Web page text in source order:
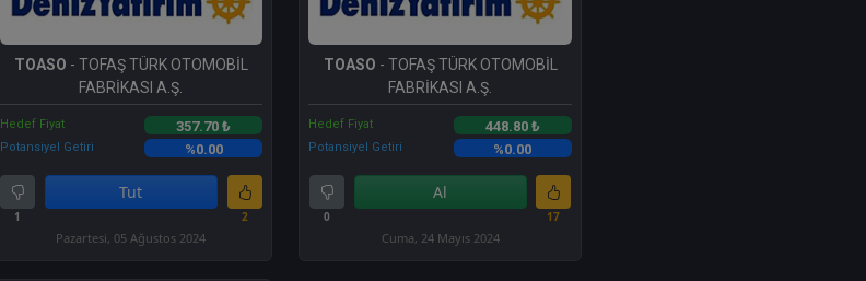
TOASO - TOFAŞ TÜRK OTOMOBİL
FABRİKASI A.Ş.
Hedef Fiyat 357.70 ₺
Potansiyel Getiri %0.00
1
Tut
2
Pazartesi, 05 Ağustos 2024
TOASO - TOFAŞ TÜRK OTOMOBİL
FABRİKASI A.Ş.
Hedef Fiyat 448.80 ₺
Potansiyel Getiri %0.00
0
Al
17
Cuma, 24 Mayıs 2024